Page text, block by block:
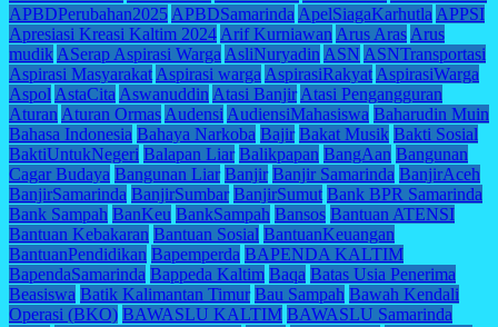
APBDPerubahan2025 APBDSamarinda ApelSiagaKarhutla APPSI
Apresiasi Kreasi Kaltim 2024 Arif Kurniawan Arus Aras Arus
mudik ASerap Aspirasi Warga AsliNuryadin ASN ASNTransportasi
Aspirasi Masyarakat Aspirasi warga AspirasiRakyat AspirasiWarga
Aspol AstaCita Aswanuddin Atasi Banjir Atasi Pengangguran
Aturan Aturan Ormas Audensi AudiensiMahasiswa Baharudin Muin
Bahasa Indonesia Bahaya Narkoba Bajir Bakat Musik Bakti Sosial
BaktiUntukNegeri Balapan Liar Balikpapan BangAan Bangunan
Cagar Budaya Bangunan Liar Banjir Banjir Samarinda BanjirAceh
BanjirSamarinda BanjirSumbar BanjirSumut Bank BPR Samarinda
Bank Sampah BanKeu BankSampah Bansos Bantuan ATENSI
Bantuan Kebakaran Bantuan Sosial BantuanKeuangan
BantuanPendidikan Bapemperda BAPENDA KALTIM
BapendaSamarinda Bappeda Kaltim Baqa Batas Usia Penerima
Beasiswa Batik Kalimantan Timur Bau Sampah Bawah Kendali
Operasi (BKO) BAWASLU KALTIM BAWASLU Samarinda